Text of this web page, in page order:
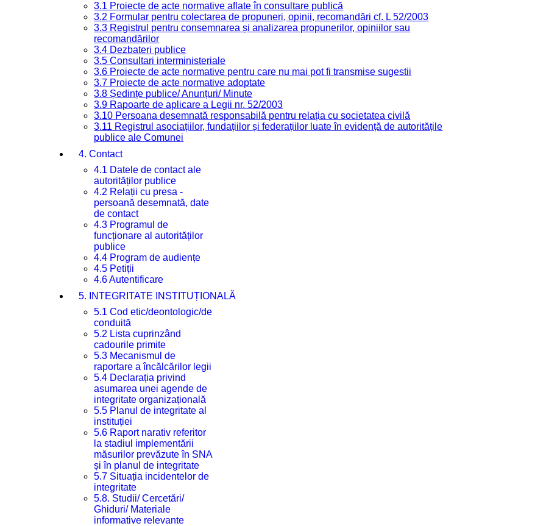
3.1 Proiecte de acte normative aflate în consultare publică
3.2 Formular pentru colectarea de propuneri, opinii, recomandări cf. L 52/2003
3.3 Registrul pentru consemnarea și analizarea propunerilor, opiniilor sau
recomandărilor
3.4 Dezbateri publice
3.5 Consultari interministeriale
3.6 Proiecte de acte normative pentru care nu mai pot fi transmise sugestii
3.7 Proiecte de acte normative adoptate
3.8 Ședințe publice/ Anunțuri/ Minute
3.9 Rapoarte de aplicare a Legii nr. 52/2003
3.10 Persoana desemnată responsabilă pentru relația cu societatea civilă
3.11 Registrul asociațiilor, fundațiilor și federațiilor luate în evidență de autoritățile
publice ale Comunei
4. Contact
4.1 Datele de contact ale
autorităților publice
4.2 Relații cu presa -
persoană desemnată, date
de contact
4.3 Programul de
funcționare al autorităților
publice
4.4 Program de audiențe
4.5 Petiții
4.6 Autentificare
5. INTEGRITATE INSTITUȚIONALĂ
5.1 Cod etic/deontologic/de
conduită
5.2 Lista cuprinzând
cadourile primite
5.3 Mecanismul de
raportare a încălcărilor legii
5.4 Declarația privind
asumarea unei agende de
integritate organizațională
5.5 Planul de integritate al
instituției
5.6 Raport narativ referitor
la stadiul implementării
măsurilor prevăzute în SNA
și în planul de integritate
5.7 Situația incidentelor de
integritate
5.8. Studii/ Cercetări/
Ghiduri/ Materiale
informative relevante